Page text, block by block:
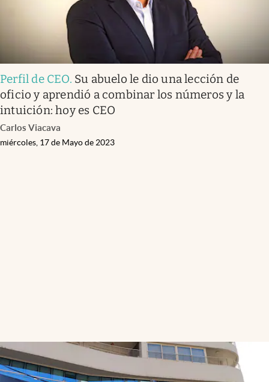
Perfil de CEO. Su abuelo le dio una lección de
oficio y aprendió a combinar los números y la
intuición: hoy es CEO
Carlos Viacava
miércoles, 17 de Mayo de 2023